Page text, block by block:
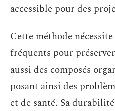
accessible pour des
Cette méthode
fréquents pour
aussi des composés
posant ainsi des
et de santé. Sa